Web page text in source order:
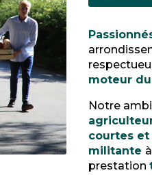
moteur
Notre
courtes et
militante
prestation